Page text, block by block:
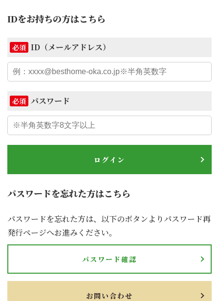
IDをお持ちの方はこちら
必須 ID（メールアドレス）
必須 パスワード
ログイン
パスワードを忘れた方はこちら
パスワードを忘れた方は、以下のボタンよりパスワード再
発行ページへお進みください。
パスワード確認
お問い合わせ